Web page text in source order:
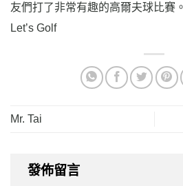
友們打了非常有趣的高爾夫球比賽
Let’s Golf
Mr. Tai
發佈留言